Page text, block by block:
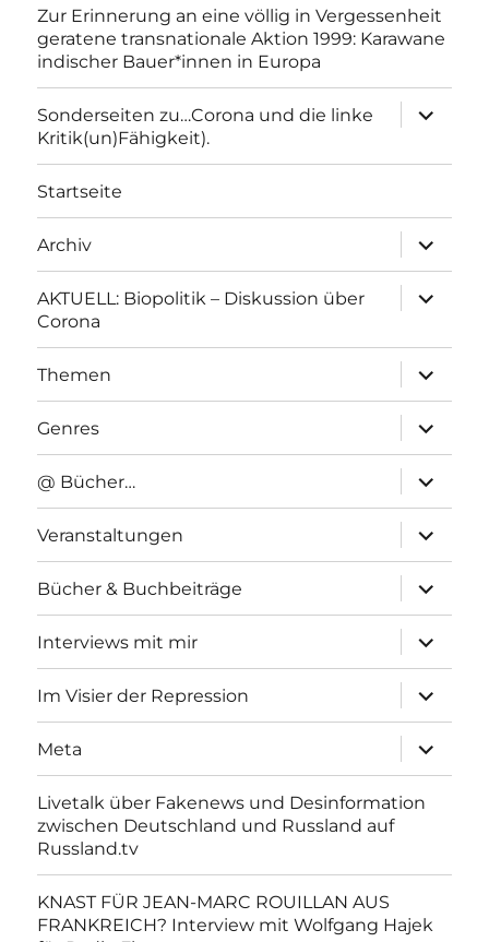
Zur Erinnerung an eine völlig in Vergessenheit
geratene transnationale Aktion 1999: Karawane
indischer Bauer*innen in Europa
Sonderseiten zu…Corona und die linke
Kritik(un)Fähigkeit).
anzeigen
Startseite
Archiv
anzeigen
AKTUELL: Biopolitik – Diskussion über
Corona
anzeigen
Themen
anzeigen
Genres
anzeigen
@ Bücher…
anzeigen
Veranstaltungen
anzeigen
Bücher & Buchbeiträge
anzeigen
Interviews mit mir
anzeigen
Im Visier der Repression
anzeigen
Meta
anzeigen
Livetalk über Fakenews und Desinformation
zwischen Deutschland und Russland auf
Russland.tv
KNAST FÜR JEAN-MARC ROUILLAN AUS
FRANKREICH? Interview mit Wolfgang Hajek